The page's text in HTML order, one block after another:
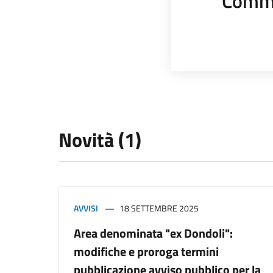
Novità (1)
AVVISI 18 SETTEMBRE 2025
Area denominata "ex Dondoli":
modifiche e proroga termini